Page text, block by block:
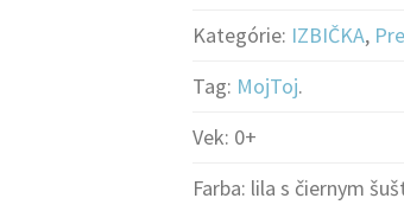
Kategórie: IZBIČKA,
Tag: MojToj.
Vek: 0+
Farba: lila s čiernym